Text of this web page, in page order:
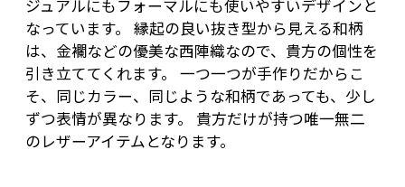
ジュアルにもフォーマルにも使いやすいデザインと
なっています。 縁起の良い抜き型から見える和柄
は、金襴などの優美な西陣織なので、貴方の個性を
引き立ててくれます。 一つ一つが手作りだからこ
そ、同じカラー、同じような和柄であっても、少し
ずつ表情が異なります。 貴方だけが持つ唯一無二
のレザーアイテムとなります。